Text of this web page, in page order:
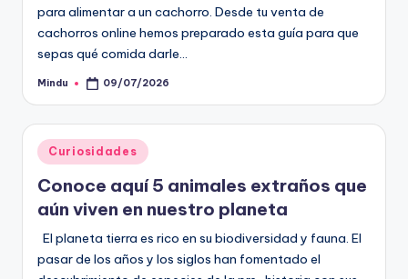
para alimentar a un cachorro. Desde tu venta de
cachorros online hemos preparado esta guía para que
sepas qué comida darle…
Publicado
Mindu 09/07/2026
Publicado
en
Curiosidades
Conoce aquí 5 animales extraños que
aún viven en nuestro planeta
El planeta tierra es rico en su biodiversidad y fauna. El
pasar de los años y los siglos han fomentado el